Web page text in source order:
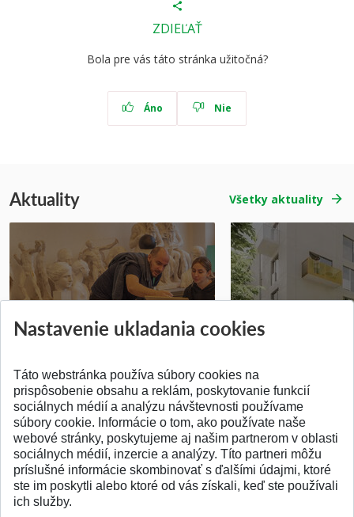
ZDIEĽAŤ
Bola pre vás táto stránka užitočná?
Áno Nie
Aktuality Všetky aktuality
Pridané 14.07.2026 Pridané 03.07.2026
SPÄŤ NA VRCH
Nastavenie ukladania cookies
Táto webstránka používa súbory cookies na
prispôsobenie obsahu a reklám, poskytovanie funkcií
sociálnych médií a analýzu návštevnosti používame
súbory cookie. Informácie o tom, ako používate naše
webové stránky, poskytujeme aj našim partnerom v oblasti
sociálnych médií, inzercie a analýzy. Títo partneri môžu
príslušné informácie skombinovať s ďalšími údajmi, ktoré
ste im poskytli alebo ktoré od vás získali, keď ste používali
ich služby.